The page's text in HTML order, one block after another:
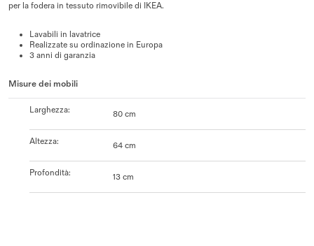
per la fodera in tessuto rimovibile di IKEA.
Lavabili in lavatrice
Realizzate su ordinazione in Europa
3 anni di garanzia
Misure dei mobili
Larghezza: 80 cm
Altezza: 64 cm
Profondità: 13 cm